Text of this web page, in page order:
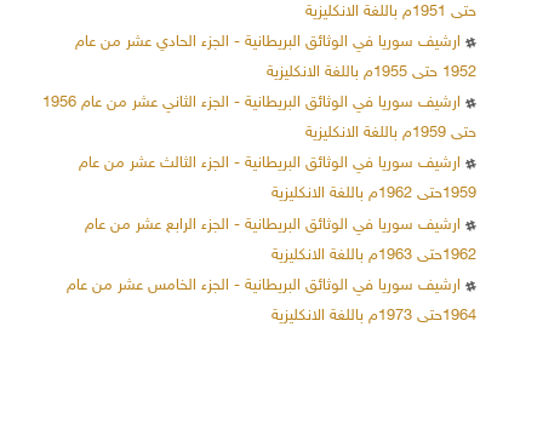
حتى 1951م باللغة الانكليزية
ارشيف سوريا في الوثائق البريطانية - الجزء الحادي عشر من عام
1952 حتى 1955م باللغة الانكليزية
ارشيف سوريا في الوثائق البريطانية - الجزء الثاني عشر من عام 1956
حتى 1959م باللغة الانكليزية
ارشيف سوريا في الوثائق البريطانية - الجزء الثالث عشر من عام
1959حتى 1962م باللغة الانكليزية
ارشيف سوريا في الوثائق البريطانية - الجزء الرابع عشر من عام
1962حتى 1963م باللغة الانكليزية
ارشيف سوريا في الوثائق البريطانية - الجزء الخامس عشر من عام
1964حتى 1973م باللغة الانكليزية